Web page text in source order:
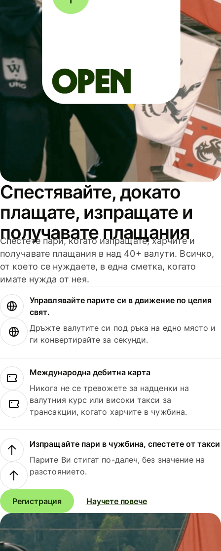
Спестявайте, докато
плащате, изпращате и
получавате плащания
Спестете пари, когато изпращате, харчите и
получавате плащания в над 40+ валути. Всичко,
от което се нуждаете, в една сметка, когато
имате нужда от нея.
Управлявайте парите си в движение по целия
свят.
Дръжте валутите си под ръка на едно място и
ги конвертирайте за секунди.
Международна дебитна карта
Никога не се тревожете за надценки на
валутния курс или високи такси за
трансакции, когато харчите в чужбина.
Изпращайте пари в чужбина, спестете от такси
Парите Ви стигат по-далеч, без значение на
разстоянието.
Регистрация Научете повече